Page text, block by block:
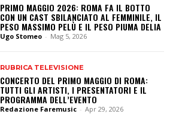
PRIMO MAGGIO 2026: ROMA FA IL BOTTO
CON UN CAST SBILANCIATO AL FEMMINILE, IL
PESO MASSIMO PELÙ E IL PESO PIUMA DELIA
Ugo Stomeo - Mag 5, 2026
RUBRICA TELEVISIONE
CONCERTO DEL PRIMO MAGGIO DI ROMA:
TUTTI GLI ARTISTI, I PRESENTATORI E IL
PROGRAMMA DELL’EVENTO
Redazione Faremusic - Apr 29, 2026